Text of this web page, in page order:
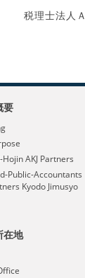
税理士法人
要
AKJ Partners
Public-Accountants
Kyodo Jimusyo
在地